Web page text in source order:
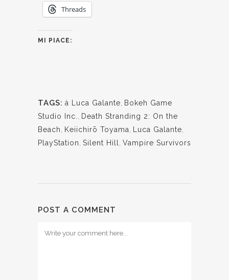
Threads
MI PIACE:
TAGS: à Luca Galante
Bokeh Game
Studio Inc.
Death Stranding 2: On the
Beach
Keiichirō Toyama Luca Galante
PlayStation Silent Hill Vampire Survivors
POST A COMMENT